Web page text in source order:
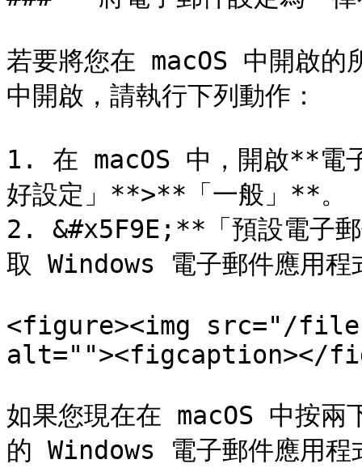
若要將您在 macOS 中開啟的
中開啟，請執行下列動作：
1. 在 macOS 中，開啟**電
好設定」**>**「一般」**。
2. &#x5F9E;**「預設電子
取 Windows 電子郵件應用程
<figure><img src="/files/
alt=""><figcaption></
如果您現在在 macOS 中按兩
的 Windows 電子郵件應用程